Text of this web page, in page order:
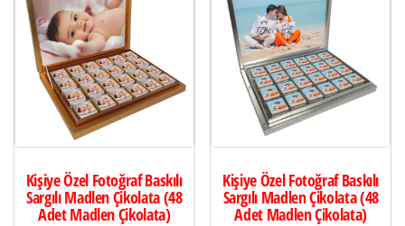
Kişiye Özel Fotoğraf Baskılı
Sargılı Madlen Çikolata (48
Adet Madlen Çikolata)
Kişiye Özel Fotoğraf Baskılı
Sargılı Madlen Çikolata (48
Adet Madlen Çikolata)